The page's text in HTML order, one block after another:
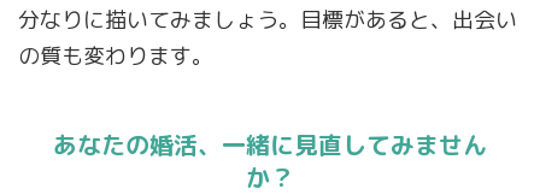
分なりに描いてみましょう。目標があると、出会い
の質も変わります。
あなたの婚活、一緒に見直してみません
か？